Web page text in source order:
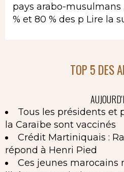
pays arabo-
% et 80 % des p Lire la
TOP 5 DES
Tous les présidents et
la Caraïbe sont vaccinés
Crédit Martiniquais :
répond à Henri Pied
Ces jeunes marocains